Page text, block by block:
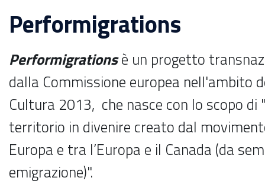
Eventi
Tutte le notizie
Performigrations
Performigrationsè un progetto
dalla Commissione europea nell'ambito
Cultura 2013, che nasce con lo scopo di
territorio in divenire creato dal
Europa e tra l’Europa e il Canada (da
emigrazione)".